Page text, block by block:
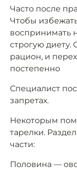
Часто после
Чтобы
воспринимать
строгую диету.
рацион, и
постепенно
Специалист
запретах.
Некоторым
тарелки.
части:
Половина —